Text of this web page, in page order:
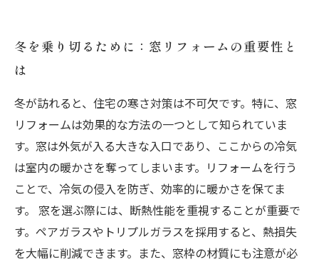
ームの事例
リフォームの全貌
冬を乗り切るために：窓リフォームの重要性と
は
冬が訪れると、住宅の寒さ対策は不可欠です。特に、窓
リフォームは効果的な方法の一つとして知られていま
す。窓は外気が入る大きな入口であり、ここからの冷気
は室内の暖かさを奪ってしまいます。リフォームを行う
ことで、冷気の侵入を防ぎ、効率的に暖かさを保てま
す。 窓を選ぶ際には、断熱性能を重視することが重要で
す。ペアガラスやトリプルガラスを採用すると、熱損失
を大幅に削減できます。また、窓枠の材質にも注意が必